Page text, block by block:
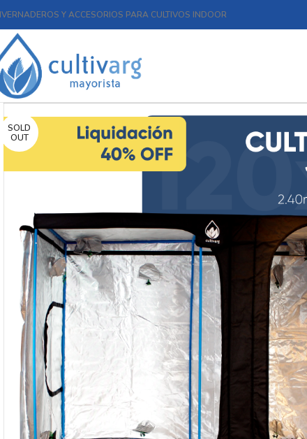
Y ACCESORIOS PARA CULTIVOS INDOOR
SOLD
OUT